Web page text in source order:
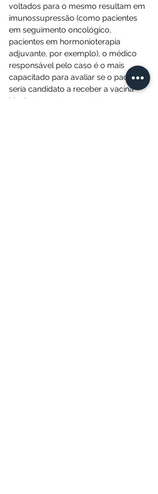
voltados para o mesmo resultam em
imunossupressão (como pacientes
em seguimento oncológico,
pacientes em hormonioterapia
adjuvante, por exemplo), o médico
responsável pelo caso é o mais
capacitado para avaliar se o paciente
seria candidato a receber a vacina
bivalente neste momento.